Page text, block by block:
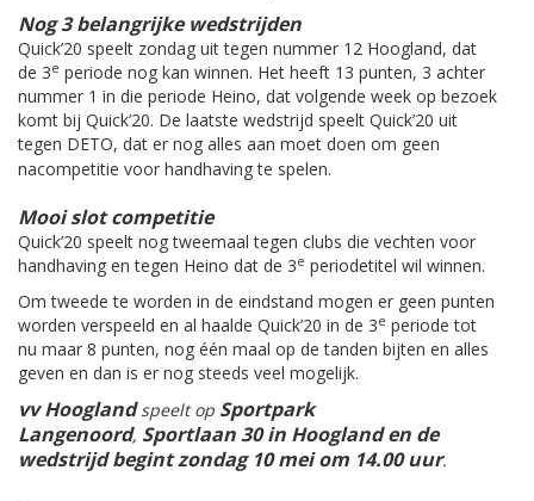
Nog 3 belangrijke wedstrijden
Quick’20 speelt zondag uit tegen nummer 12 Hoogland, dat
de 3e periode nog kan winnen. Het heeft 13 punten, 3 achter
nummer 1 in die periode Heino, dat volgende week op bezoek
komt bij Quick’20. De laatste wedstrijd speelt Quick’20 uit
tegen DETO, dat er nog alles aan moet doen om geen
nacompetitie voor handhaving te spelen.
Mooi slot competitie
Quick’20 speelt nog tweemaal tegen clubs die vechten voor
handhaving en tegen Heino dat de 3e periodetitel wil winnen.
Om tweede te worden in de eindstand mogen er geen punten
worden verspeeld en al haalde Quick’20 in de 3e periode tot
nu maar 8 punten, nog één maal op de tanden bijten en alles
geven en dan is er nog steeds veel mogelijk.
vv Hooglandspeelt op Sportpark
Langenoord, Sportlaan 30 in Hoogland en de
wedstrijd begint zondag 10 mei om 14.00 uur.